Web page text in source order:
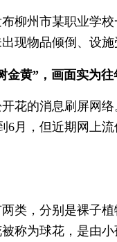
州市某职业学校
现物品倾倒、设
金黄”，画面实为
花的消息刷屏网
6月，但近期网上
，分别是裸子植
称为球花，是由